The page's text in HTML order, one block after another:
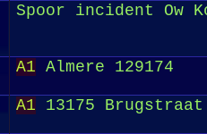
Spoor incident Ow
A1 Almere 129174
A1 13175